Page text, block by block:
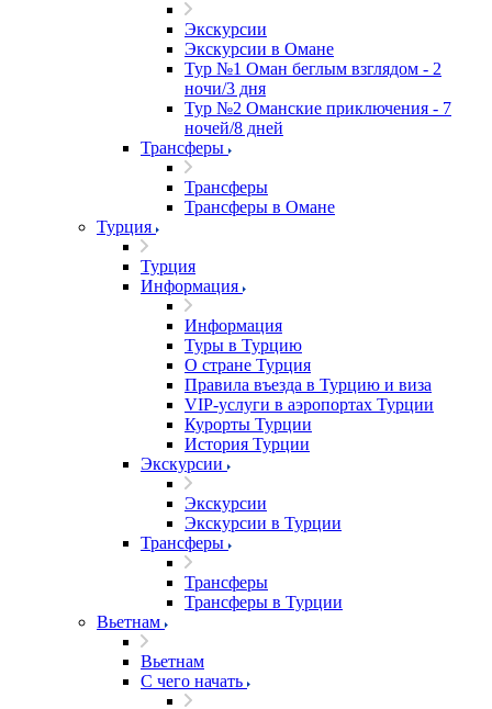
Экскурсии
Экскурсии в Омане
Тур №1 Оман беглым взглядом - 2
ночи/3 дня
Тур №2 Оманские приключения - 7
ночей/8 дней
Трансферы
Трансферы
Трансферы в Омане
Турция
Турция
Информация
Информация
Туры в Турцию
О стране Турция
Правила въезда в Турцию и виза
VIP-услуги в аэропортах Турции
Курорты Турции
История Турции
Экскурсии
Экскурсии
Экскурсии в Турции
Трансферы
Трансферы
Трансферы в Турции
Вьетнам
Вьетнам
С чего начать